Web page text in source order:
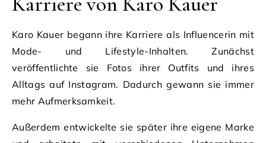
Karo Kauer begann ihre Karriere als Influencerin mit
Mode- und Lifestyle-Inhalten. Zunächst
veröffentlichte sie Fotos ihrer Outfits und ihres
Alltags auf Instagram. Dadurch gewann sie immer
mehr Aufmerksamkeit.
Außerdem entwickelte sie später ihre eigene Marke